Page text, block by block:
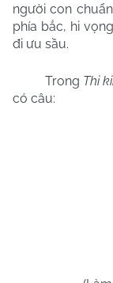
người con
phía bắc, hi
đi ưu sầu.
Trong Thi
có câu: